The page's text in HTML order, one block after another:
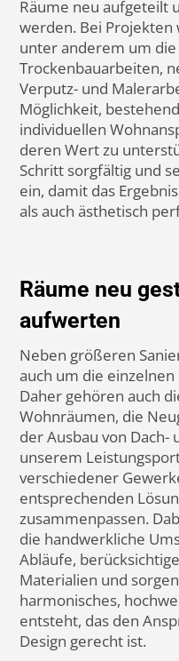
Wenn Wohnungen oder
sollen, treffen Arbeiten
aufeinander. Wände
Oberflächen überarbeitet
neu gestaltet werden.
reibungslos verläuft, ist es
planen und aufeinander
unterstützen wir unsere
Umgebung. Wir
Renovierungen,
ersten Rückbauarbeiten
Räume und nachhaltiger
Sanierungen
im Bestand
Viele Immobilien
gebaut, sondern
Gerade im
oder Häusern
Räume neu aufgeteilt
werden.Bei Projekten
unter anderem um
Trockenbauarbeiten,
Verputz- und
Möglichkeit,
individuellen